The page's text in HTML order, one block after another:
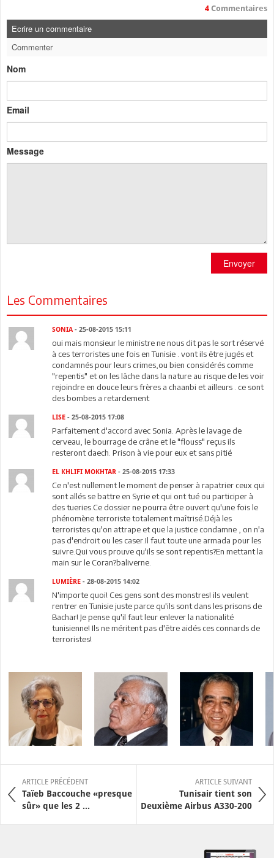
4 Commentaires
Ecrire un commentaire
Commenter
Nom
Email
Message
Envoyer
Les Commentaires
SONIA - 25-08-2015 15:11
oui mais monsieur le ministre ne nous dit pas le sort réservé
à ces terroristes une fois en Tunisie . vont ils être jugés et
condamnés pour leurs crimes,ou bien considérés comme
"repentis" et on les lâche dans la nature au risque de les voir
rejoindre en douce leurs frères a chaanbi et ailleurs . ce sont
des bombes a retardement
LISE - 25-08-2015 17:08
Parfaitement d'accord avec Sonia. Après le lavage de
cerveau, le bourrage de crâne et le "flouss" reçus ils
resteront daech. Prison à vie pour eux et sans pitié
EL KHLIFI MOKHTAR - 25-08-2015 17:33
Ce n'est nullement le moment de penser à rapatrier ceux qui
sont allés se battre en Syrie et qui ont tué ou participer à
des tueries.Ce dossier ne pourra être ouvert qu'une fois le
phénomène terroriste totalement maîtrisé.Déjà les
terroristes qu'on attrape et que la justice condamne , on n'a
pas d'endroit ou les caser.Il faut toute une armada pour les
suivre.Qui vous prouve qu'ils se sont repentis?En mettant la
main sur le Coran?baliverne.
LUMIÈRE - 28-08-2015 14:02
N'importe quoi! Ces gens sont des monstres! ils veulent
rentrer en Tunisie juste parce qu'ils sont dans les prisons de
Bachar! Je pense qu'il faut leur enlever la nationalité
tunisienne! Ils ne méritent pas d'être aidés ces connards de
terroristes!
ARTICLE PRÉCÉDENT
Taïeb Baccouche «presque
sûr» que les 2 ...
ARTICLE SUIVANT
Tunisair tient son
Deuxième Airbus A330-200